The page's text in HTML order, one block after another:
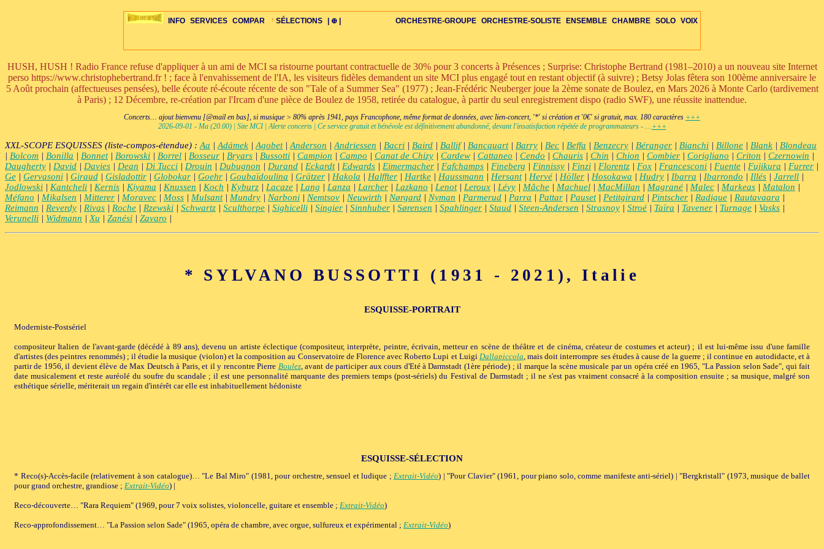
INFO
ÉDITORIAUX ACTUS-CONCERTS HISTOIRE PAYS STYLES-ÉCOLES CONTACT
SERVICES
MAJ-LISTE ARCH-CONCERTS LIENS RADIOS VIDÉOS PLAN FAQS GLOSSAIRE AUTEUR CHERCHE
COMPAR
SÉLECTION GUIDE-EXPRESS ŒUVRES BIOGRAPHIES PERSPECTIVE ITINÉRAIRES XXL-SCOPE
SÉLECTIONS
SÉLECTION COMPOS-INTRO COMPO-INDIV ŒUVRES-INDIV
| ⊕ |
20ÈME PARAL 1001 CD TOP-REC BONUS-ROMANS BONUS-FILMS BONUS-VINS
VOIX
OPÉRA-THÉÂTRE
OPÉRA-CHAMBRE
CHORAL-CHAMBRE
VOIX-SOLO-CHAMBRE
LIEDER
SOLO
ÉLECTRO
AUTRES-S
+VENTS-S
CLARINETTE-S
FLÛTE-S
CORDES-S
PIANO-SOLO
CHAMBRE
+ÉLECTRONIQUE
DUO-TRIO
CHAMBRE-DIV
CORDES
QUATUOR
ENSEMBLE
ENS-VOIX-ÉLECTRO
ENS-ÉLECTRO
ENS-VOIX
ENSEMBLE
ORCHESTRE-SOLISTE
DIVERS-C
PERCUSSIONS-C
+BOIS-VENTS-C
CLARINETTE-C
FLÛTE-C
DOUBLE-C+
CELLO-C
ALTO-C
VIOLON-C
PIANO-CONC
ORCHESTRE-GROUPE
ORCH-VOIX-ÉLEC
ORCH-ÉLECTRO
PETIT+VOIX
PETIT-INSTR
GRAND+VOIX
GRAND-INSTR-SEULS
HUSH, HUSH ! Radio France refuse d'appliquer à un ami de MCI sa ristourne pourtant contractuelle de 30% pour 3 concerts à Présences ; Surprise: Christophe Bertrand (1981–2010) a un nouveau site Internet
perso https://www.christophebertrand.fr ! ; face à l'envahissement de l'IA, les visiteurs fidèles demandent un site MCI plus engagé tout en restant objectif (à suivre) ; Betsy Jolas fêtera son 100ème anniversaire le
5 Août prochain (affectueuses pensées), belle écoute ré-écoute récente de son "Tale of a Summer Sea" (1977) ; Jean-Frédéric Neuberger joue la 2ème sonate de Boulez, en Mars 2026 à Monte Carlo (tardivement
à Paris) ; 12 Décembre, re-création par l'Ircam d'une pièce de Boulez de 1958, retirée du catalogue, à partir du seul enregistrement dispo (radio SWF), une réussite inattendue.
Concerts… ajout bienvenu [@mail en bas], si musique > 80% après 1941, pays Francophone, même format de données, avec lien-concert, '*' si création et '0€' si gratuit, max. 180 caractères +++
2026-09-01 - Ma (20.00) | Site MCI | Alerte concerts | Ce service gratuit et bénévole est définitivement abandonné, devant l'insatisfaction répétée de programmateurs - …+++
XXL-SCOPE ESQUISSES (liste-compos-étendue) : Aa | Adámek | Agobet| Anderson | Andriessen | Bacri | Baird | Ballif| Bancquart| Barry | Bec | Beffa | Benzecry | Béranger | Bianchi | Billone | Blank | Blondeau
| Bolcom | Bonilla | Bonnet| Borowski | Borrel | Bosseur | Bryars | Bussotti | Campion | Campo | Canat de Chizy | Cardew | Cattaneo | Cendo | Chauris | Chin | Chion | Combier | Corigliano | Criton | Czernowin |
Daugherty | David | Davies | Dean | Di Tucci | Drouin | Dubugnon | Durand | Eckardt| Edwards | Eimermacher | Fafchamps | Fineberg | Finnissy | Finzi | Florentz | Fox | Francesconi | Fuente | Fujikura | Furrer |
Ge | Gervasoni | Giraud | Gisladottir | Globokar | Goehr | Goubaïdoulina | Grätzer | Hakola | Halffter | Hartke | Haussmann | Hersant| Hervé | Höller | Hosokawa | Hudry | Ibarra | Ibarrondo | Illés | Jarrell |
Jodlowski | Kantcheli | Kernis | Kiyama | Knussen | Koch | Kyburz | Lacaze | Lang | Lanza | Larcher | Lazkano | Lenot| Leroux | Lévy | Mâche | Machuel | MacMillan | Magrané | Malec | Markeas | Matalon |
Méfano | Mikalsen | Mitterer | Moravec | Moss | Mulsant| Mundry | Narboni | Nemtsov | Neuwirth | Nørgard | Nyman | Parmerud | Parra | Pattar | Pauset| Petitgirard | Pintscher | Radigue | Rautavaara |
Reimann | Reverdy | Rivas | Roche | Rzewski | Schwartz | Sculthorpe | Sighicelli | Singier | Sinnhuber | Sørensen | Spahlinger | Staud | Steen-Andersen | Strasnoy | Stroé | Taïra | Tavener | Turnage | Vasks |
Verunelli | Widmann | Xu | Zanési | Zavaro |
* SYLVANO BUSSOTTI (1931 - 2021), Italie
ESQUISSE-PORTRAIT
Moderniste-Postsériel
compositeur Italien de l'avant-garde (décédé à 89 ans), devenu un artiste éclectique (compositeur, interprète, peintre, écrivain, metteur en scène de théâtre et de cinéma, créateur de costumes et acteur) ; il est lui-même issu d'une famille
d'artistes (des peintres renommés) ; il étudie la musique (violon) et la composition au Conservatoire de Florence avec Roberto Lupi et Luigi Dallapiccola, mais doit interrompre ses études à cause de la guerre ; il continue en autodidacte, et à
partir de 1956, il devient élève de Max Deutsch à Paris, et il y rencontre Pierre Boulez, avant de participer aux cours d'Eté à Darmstadt (1ère période) ; il marque la scène musicale par un opéra créé en 1965, "La Passion selon Sade", qui fait
date musicalement et reste auréolé du soufre du scandale ; il est une personnalité marquante des premiers temps (post-sériels) du Festival de Darmstadt ; il ne s'est pas vraiment consacré à la composition ensuite ; sa musique, malgré son
esthétique sérielle, mériterait un regain d'intérêt car elle est inhabituellement hédoniste
ESQUISSE-SÉLECTION
* Reco(s)-Accès-facile (relativement à son catalogue)… "Le Bal Miro" (1981, pour orchestre, sensuel et ludique ; Extrait-Vidéo) | "Pour Clavier" (1961, pour piano solo, comme manifeste anti-sériel) | "Bergkristall" (1973, musique de ballet
pour grand orchestre, grandiose ; Extrait-Vidéo) |
Reco-découverte… "Rara Requiem" (1969, pour 7 voix solistes, violoncelle, guitare et ensemble ; Extrait-Vidéo)
Reco-approfondissement… "La Passion selon Sade" (1965, opéra de chambre, avec orgue, sulfureux et expérimental ; Extrait-Vidéo)